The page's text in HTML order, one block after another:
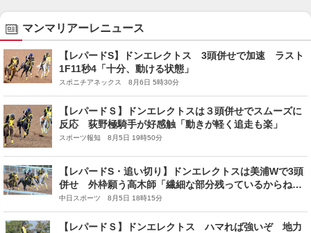
マンマリアーレニュース
【レパードS】ドンエレクトス 3頭併せで加速 ラスト
1F11秒4「十分、動ける状態」
スポニチアネックス 8月6日 5時30分
【レパードＳ】ドンエレクトスは３頭併せでスムーズに
反応 荻野極騎手が好感触「動きが軽く追走も楽」
スポーツ報知 8月5日 19時50分
【レパードS・追い切り】ドンエレクトスは美浦Wで3頭
併せ 外枠願う高木師「繊細な部分残っているからね。
枠順？大変重要ですよ」
中日スポーツ 8月5日 18時15分
【レパードＳ】ドンエレクトス ハマれば強いぞ 地力